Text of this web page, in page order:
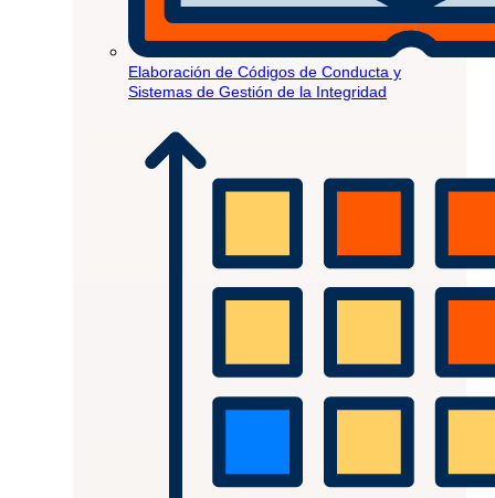
Elaboración de Códigos de Conducta y
Sistemas de Gestión de la Integridad